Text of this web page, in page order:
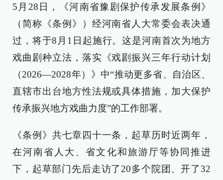
5月28日，《河南省豫剧保护传承发展条例》
（简称《条例》）经河南省人大常委会表决通
过，将于8月1日起施行。这是河南首次为地方
戏曲剧种立法，落实《戏剧振兴三年行动计划
（2026—2028年）》中“推动更多省、自治区、
直辖市出台地方性法规或具体措施，加大保护
传承振兴地方戏曲力度”的工作部署。
《条例》共七章四十一条，起草历时近两年，
在河南省人大、省文化和旅游厅等协同推进
下，起草部门先后走访了20多个院团、开了32